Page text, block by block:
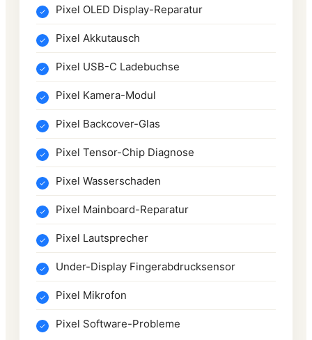
Pixel OLED Display-Reparatur
Pixel Akkutausch
Pixel USB-C Ladebuchse
Pixel Kamera-Modul
Pixel Backcover-Glas
Pixel Tensor-Chip Diagnose
Pixel Wasserschaden
Pixel Mainboard-Reparatur
Pixel Lautsprecher
Under-Display Fingerabdrucksensor
Pixel Mikrofon
Pixel Software-Probleme